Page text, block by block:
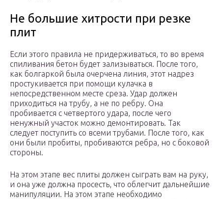
Не большие хитрости при резке
плит
Если этого правила не придерживаться, то во время
спиливания бетон будет зализываться. После того,
как болгаркой была очерчена линия, этот надрез
простукивается при помощи кулачка в
непосредственном месте среза. Удар должен
приходиться на трубу, а не по ребру. Она
пробивается с четвертого удара, после чего
ненужный участок можно демонтировать. Так
следует поступить со всеми трубами. После того, как
они были пробиты, пробиваются ребра, но с боковой
стороны.
На этом этапе вес плиты должен сыграть вам на руку,
и она уже должна просесть, что облегчит дальнейшие
манипуляции. На этом этапе необходимо